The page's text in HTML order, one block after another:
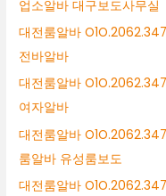
업소알바 대구보도사무실
대전룸알바
전바알바
대전룸알바
여자알바
대전룸알바
룸알바 유성룸보도
대전룸알바